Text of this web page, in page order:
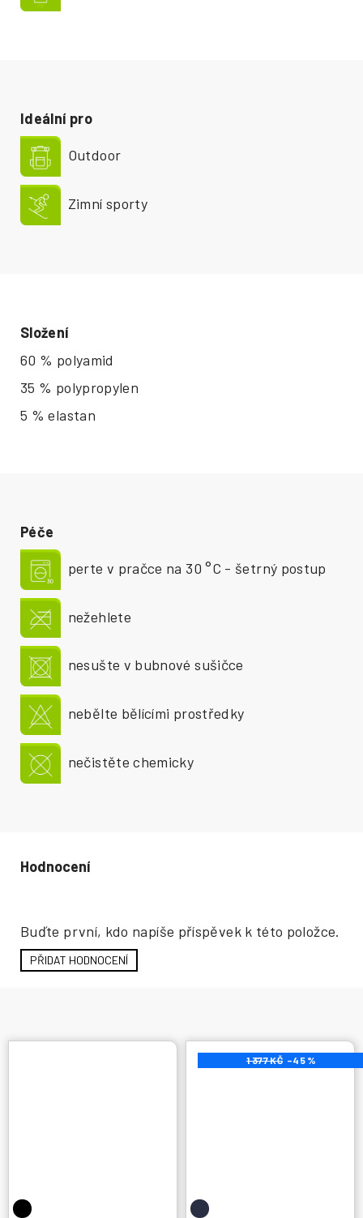
1 377 KČ –45 %
Buďte první, kdo napíše příspěvek k této položce.
PŘIDAT HODNOCENÍ
Péče
perte v pračce na 30 °C - šetrný postup
nežehlete
nesušte v bubnové sušičce
nebělte bělícími prostředky
nečistěte chemicky
Složení
60 % polyamid
35 % polypropylen
5 % elastan
Ideální pro
Outdoor
Zimní sporty